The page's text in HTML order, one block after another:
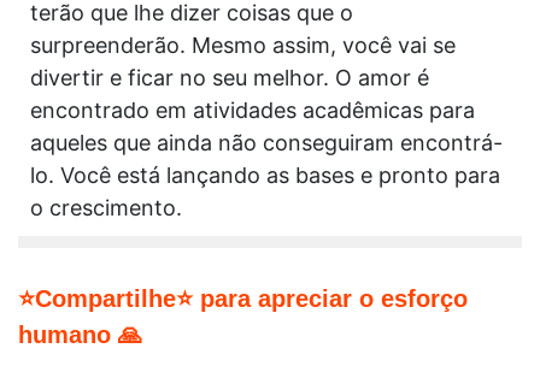
terão que lhe dizer coisas que o
surpreenderão. Mesmo assim, você vai se
divertir e ficar no seu melhor. O amor é
encontrado em atividades acadêmicas para
aqueles que ainda não conseguiram encontrá-
lo. Você está lançando as bases e pronto para
o crescimento.
⭐Compartilhe⭐ para apreciar o esforço
humano 🙏